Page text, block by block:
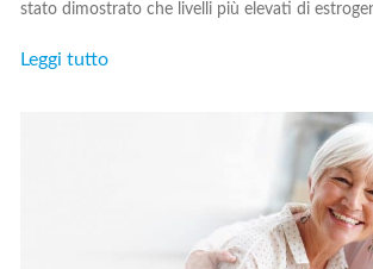
stato dimostrato che livelli più elevati di
Leggi tutto